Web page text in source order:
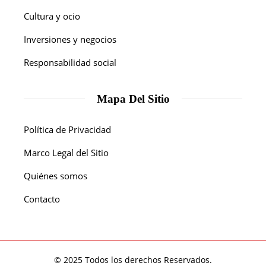
Cultura y ocio
Inversiones y negocios
Responsabilidad social
Mapa Del Sitio
Política de Privacidad
Marco Legal del Sitio
Quiénes somos
Contacto
© 2025 Todos los derechos Reservados.